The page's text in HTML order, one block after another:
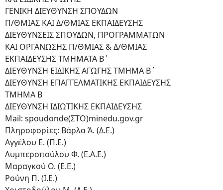
ΓΕΝΙΚΗ ΔΙΕΥΘΥΝΣΗ ΣΠΟΥΔΩΝ
Π/ΘΜΙΑΣ ΚΑΙ Δ/ΘΜΙΑΣ ΕΚΠΑΙΔΕΥΣΗΣ
ΔΙΕΥΘΥΝΣΕΙΣ ΣΠΟΥΔΩΝ, ΠΡΟΓΡΑΜΜΑΤΩΝ
ΚΑΙ ΟΡΓΑΝΩΣΗΣ Π/ΘΜΙΑΣ & Δ/ΘΜΙΑΣ
ΕΚΠΑΙΔΕΥΣΗΣ ΤΜΗΜΑΤΑ Β΄
ΔΙΕΥΘΥΝΣΗ ΕΙΔΙΚΗΣ ΑΓΩΓΗΣ ΤΜΗΜΑ Β΄
ΔΙΕΥΘΥΝΣΗ ΕΠΑΓΓΕΛΜΑΤΙΚΗΣ ΕΚΠΑΙΔΕΥΣΗΣ
ΤΜΗΜΑ Β
ΔΙΕΥΘΥΝΣΗ ΙΔΙΩΤΙΚΗΣ ΕΚΠΑΙΔΕΥΣΗΣ
Mail: spoudonde(ΣΤΟ)minedu.gov.gr
Πληροφορίες: Βάρλα Ά. (Δ.Ε.)
Αγγέλου Ε. (Π.Ε.)
Λυμπεροπούλου Φ. (Ε.Α.Ε.)
Μαραγκού Ο. (Ε.Ε.)
Ρούνη Π. (Ι.Ε.)